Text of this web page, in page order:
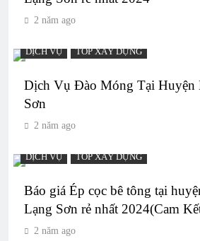
2 năm ago
DỊCH VỤ TOP XÂY DỰNG
Dịch Vụ Đào Móng Tại Huyện
Sơn
2 năm ago
DỊCH VỤ TOP XÂY DỰNG
Báo giá Ép cọc bê tông tại
Lạng Sơn rẻ nhất 2024(Cam
2 năm ago